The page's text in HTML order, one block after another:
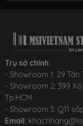
Trụ sở chính:
- Showroom 1: 29 Tân
- Showroom 2: 399
Tp.HCM.
- Showroom 3: Q11
Email: